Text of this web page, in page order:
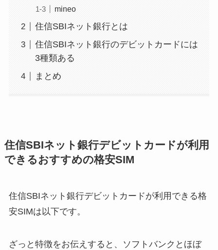
mineo
住信SBIネット銀行とは
住信SBIネット銀行のデビットカードには
3種類ある
まとめ
住信SBIネット銀行デビットカードが利用
できるおすすめの格安SIM
住信SBIネット銀行デビットカードが利用できる格
安SIMは以下です。
ざっと特徴をお伝えすると、ソフトバンクとほぼ